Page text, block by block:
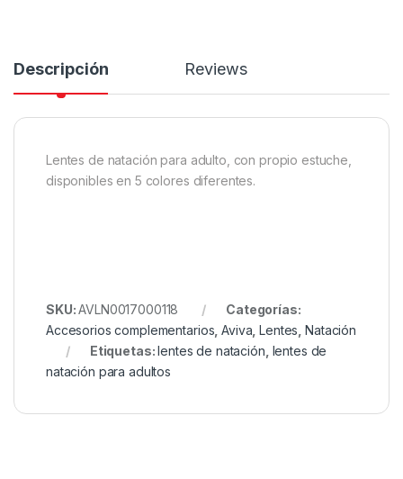
Descripción Reviews
Lentes de natación para adulto, con propio estuche,
disponibles en 5 colores diferentes.
SKU:AVLN0017000118
Categorías:
Accesorios complementarios ,Aviva ,Lentes ,Natación
Etiquetas:lentes de natación lentes de
natación para adultos